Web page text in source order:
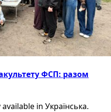
ФСП: разом
in Українська.